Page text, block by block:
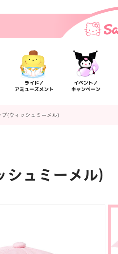
ライド／
アミューズメント
イベント／
キャンペーン
プ(ウィッシュミーメル)
シュミーメル)